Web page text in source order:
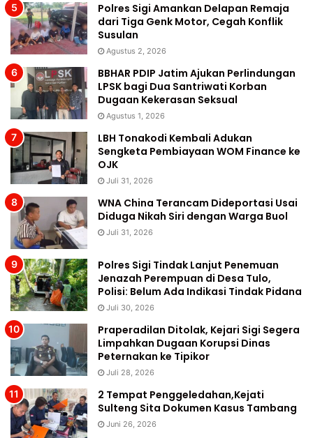
Polres Sigi Amankan Delapan Remaja
dari Tiga Genk Motor, Cegah Konflik
Susulan
Agustus 2, 2026
BBHAR PDIP Jatim Ajukan Perlindungan
LPSK bagi Dua Santriwati Korban
Dugaan Kekerasan Seksual
Agustus 1, 2026
LBH Tonakodi Kembali Adukan
Sengketa Pembiayaan WOM Finance ke
OJK
Juli 31, 2026
WNA China Terancam Dideportasi Usai
Diduga Nikah Siri dengan Warga Buol
Juli 31, 2026
Polres Sigi Tindak Lanjut Penemuan
Jenazah Perempuan di Desa Tulo,
Polisi: Belum Ada Indikasi Tindak Pidana
Juli 30, 2026
Praperadilan Ditolak, Kejari Sigi Segera
Limpahkan Dugaan Korupsi Dinas
Peternakan ke Tipikor
Juli 28, 2026
2 Tempat Penggeledahan,Kejati
Sulteng Sita Dokumen Kasus Tambang
Juni 26, 2026